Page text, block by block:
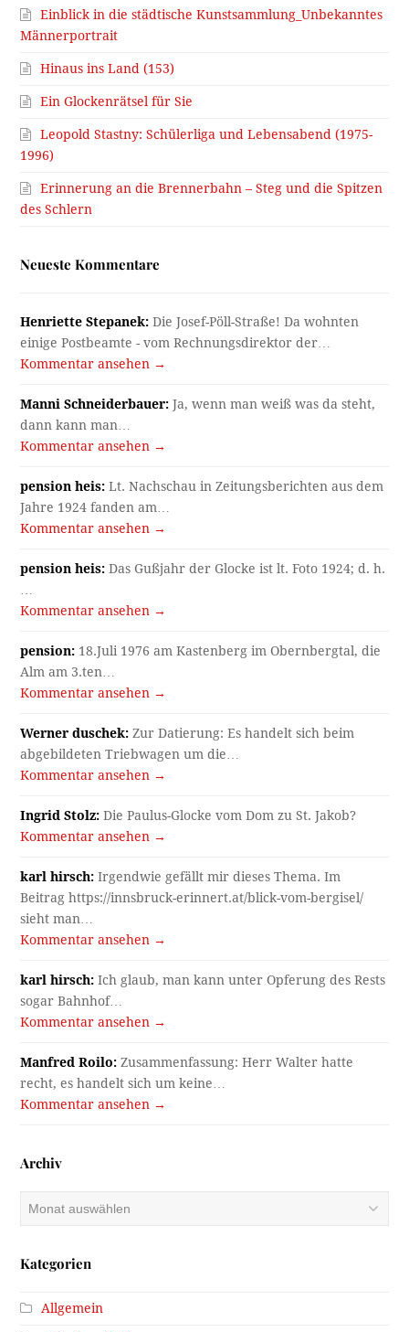
Einblick in die städtische Kunstsammlung_Unbekanntes
Männerportrait
Hinaus ins Land (153)
Ein Glockenrätsel für Sie
Leopold Stastny: Schülerliga und Lebensabend (1975-
1996)
Erinnerung an die Brennerbahn – Steg und die Spitzen
des Schlern
Neueste Kommentare
Henriette Stepanek: Die Josef-Pöll-Straße! Da wohnten
einige Postbeamte - vom Rechnungsdirektor der…
Kommentar ansehen →
Manni Schneiderbauer: Ja, wenn man weiß was da steht,
dann kann man…
Kommentar ansehen →
pension heis: Lt. Nachschau in Zeitungsberichten aus dem
Jahre 1924 fanden am…
Kommentar ansehen →
pension heis: Das Gußjahr der Glocke ist lt. Foto 1924; d. h.
Kommentar ansehen →
pension: 18.Juli 1976 am Kastenberg im Obernbergtal, die
Alm am 3.ten…
Kommentar ansehen →
Werner duschek: Zur Datierung: Es handelt sich beim
abgebildeten Triebwagen um die…
Kommentar ansehen →
Ingrid Stolz: Die Paulus-Glocke vom Dom zu St. Jakob?
Kommentar ansehen →
karl hirsch: Irgendwie gefällt mir dieses Thema. Im
Beitrag https://innsbruck-erinnert.at/blick-vom-bergisel/
sieht man…
Kommentar ansehen →
karl hirsch: Ich glaub, man kann unter Opferung des Rests
sogar Bahnhof…
Kommentar ansehen →
Manfred Roilo: Zusammenfassung: Herr Walter hatte
recht, es handelt sich um keine…
Kommentar ansehen →
Archiv
Kategorien
Allgemein